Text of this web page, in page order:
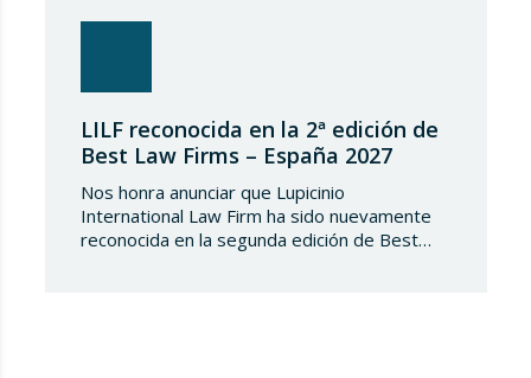
LILF reconocida en la 2ª edición de
Best Law Firms – España 2027
Nos honra anunciar que Lupicinio
International Law Firm ha sido nuevamente
reconocida en la segunda edición de Best